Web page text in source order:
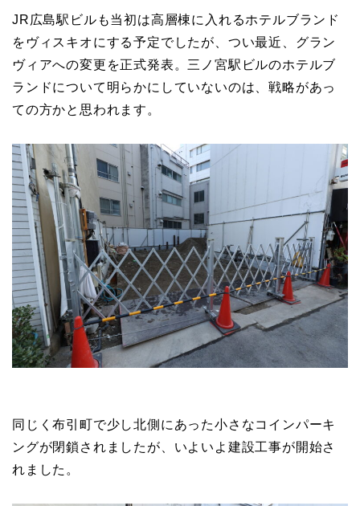
JR広島駅ビルも当初は高層棟に入れるホテルブランド
をヴィスキオにする予定でしたが、つい最近、グラン
ヴィアへの変更を正式発表。三ノ宮駅ビルのホテルブ
ランドについて明らかにしていないのは、戦略があっ
ての方かと思われます。
同じく布引町で少し北側にあった小さなコインパーキ
ングが閉鎖されましたが、いよいよ建設工事が開始さ
れました。